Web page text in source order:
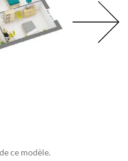
ce modèle.